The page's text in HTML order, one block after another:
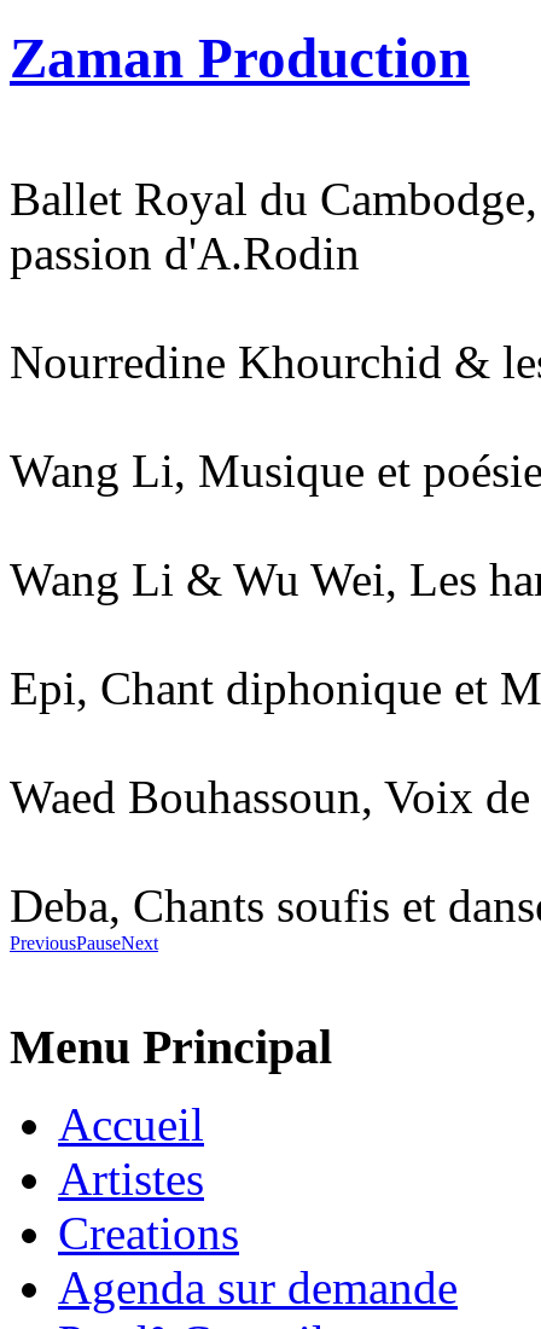
Zaman Production
Ballet Royal du
passion d'A.Rodin
Nourredine Khourchid &
Wang Li, Musique et
Wang Li & Wu Wei, Les
Epi, Chant diphonique et
Waed Bouhassoun, Voix
Deba, Chants soufis et
PreviousPauseNext
Menu Principal
Accueil
Artistes
Creations
Agenda sur demande